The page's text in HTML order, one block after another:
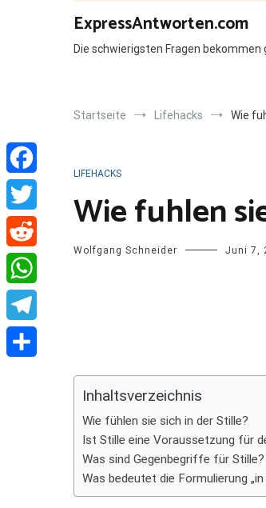
ExpressAntworten.com
Die schwierigsten Fragen
Startseite Lifehacks Wie
LIFEHACKS
Wie fuhlen
Wolfgang Schneider Juni 7,
Inhaltsverzeichnis
Wie fühlen sie sich in der Stille?
Ist Stille eine Voraussetzung für
Was sind Gegenbegriffe für Stille?
Was bedeutet die Formulierung „in
Facebook
Twitter
Reddit
WhatsApp
Telegram